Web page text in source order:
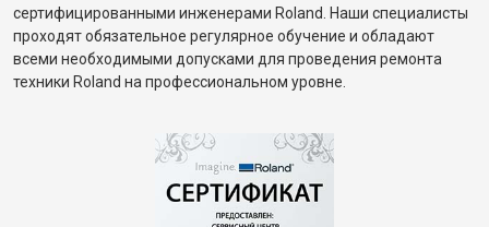
сертифицированными инженерами Roland. Наши специалисты
проходят обязательное регулярное обучение и обладают
всеми необходимыми допусками для проведения ремонта
техники Roland на профессиональном уровне.